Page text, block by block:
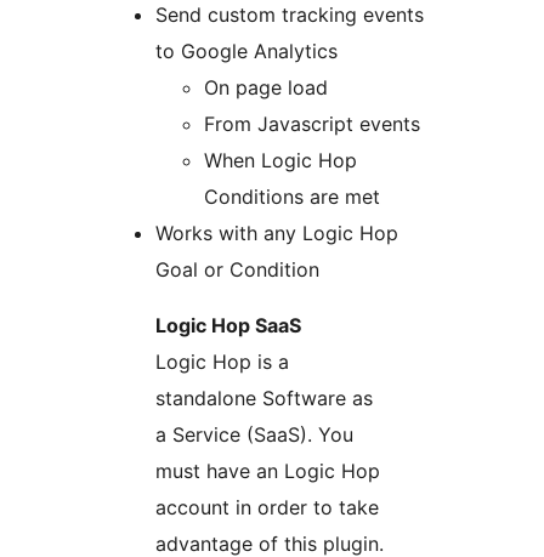
Send custom tracking events
to Google Analytics
On page load
From Javascript events
When Logic Hop
Conditions are met
Works with any Logic Hop
Goal or Condition
Logic Hop SaaS
Logic Hop is a
standalone Software as
a Service (SaaS). You
must have an Logic Hop
account in order to take
advantage of this plugin.